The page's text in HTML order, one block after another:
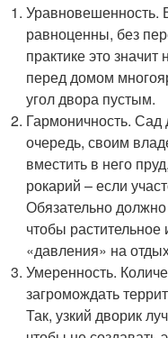
Уравновешенность.
равноценны, без
практике это
перед домом
угол двора пустым.
Гармоничность.
очередь, своим
вместить в него
рокарий – если
Обязательно
чтобы
«давления» на
Умеренность.
загромождать
Так, узкий дворик